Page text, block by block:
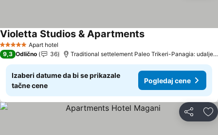
5 ZvezdiceApart hotel
Violetta Studios & Apartments
9,3 Odlično 36 Traditional settelement Paleo Trikeri-Panagia: udaljenost 11.7 km
Izaberi datume da bi se prikazale
tačne cene
Pogledaj cene
Deli